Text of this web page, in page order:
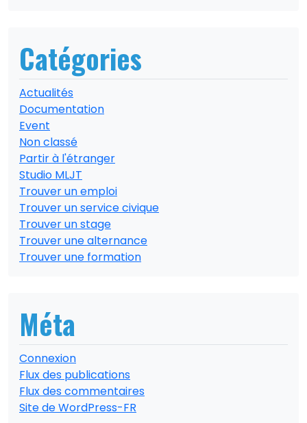
Catégories
Actualités
Documentation
Event
Non classé
Partir à l'étranger
Studio MLJT
Trouver un emploi
Trouver un service civique
Trouver un stage
Trouver une alternance
Trouver une formation
Méta
Connexion
Flux des publications
Flux des commentaires
Site de WordPress-FR